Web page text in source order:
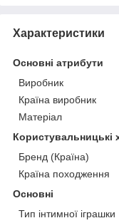
Характеристики
Основні атрибути
Виробник
Країна виробник
Матеріал
Користувальницькі
Бренд (Країна)
Країна походження
Основні
Тип інтимної іграшки